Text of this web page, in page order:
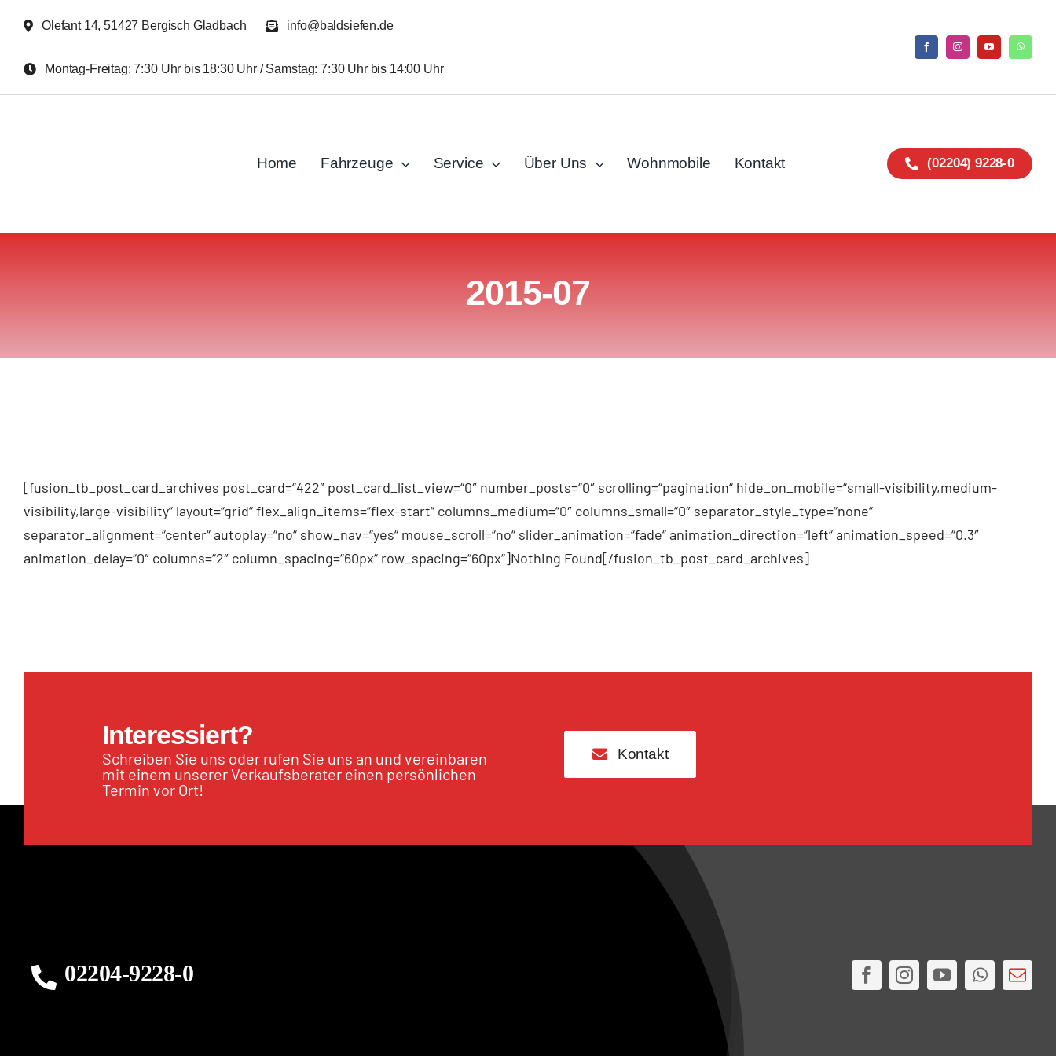
Inhalt
Olefant 14, 51427 Bergisch Gladbach info@baldsiefen.de
Montag-Freitag: 7:30 Uhr bis 18:30 Uhr / Samstag: 7:30 Uhr bis 14:00 Uhr
Home Fahrzeuge Service Über Uns Wohnmobile Kontakt (02204) 9228-0
2015-07
[fusion_tb_post_card_archives post_card=“422″ post_card_list_view=“0″ number_posts=“0″ scrolling=“pagination“ hide_on_mobile=“small-visibility,medium-
visibility,large-visibility“ layout=“grid“ flex_align_items=“flex-start“ columns_medium=“0″ columns_small=“0″ separator_style_type=“none“
separator_alignment=“center“ autoplay=“no“ show_nav=“yes“ mouse_scroll=“no“ slider_animation=“fade“ animation_direction=“left“ animation_speed=“0.3″
animation_delay=“0″ columns=“2″ column_spacing=“60px“ row_spacing=“60px“]Nothing Found[/fusion_tb_post_card_archives]
Interessiert?
Schreiben Sie uns oder rufen Sie uns an und vereinbaren
mit einem unserer Verkaufsberater einen persönlichen
Termin vor Ort!
Kontakt
02204-9228-0